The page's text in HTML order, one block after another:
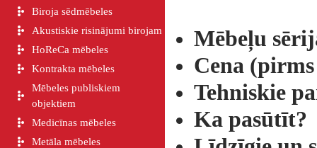
Biroja sēdmēbeles
Akustiskie risinājumi birojam
HoReCa mēbeles
Kontrakta mēbeles
Mēbeles publiskiem
objektiem
Medicīnas mēbeles
Metāla mēbeles
Mēbeļu
Cena
Tehniskie
Ka pasūtīt?